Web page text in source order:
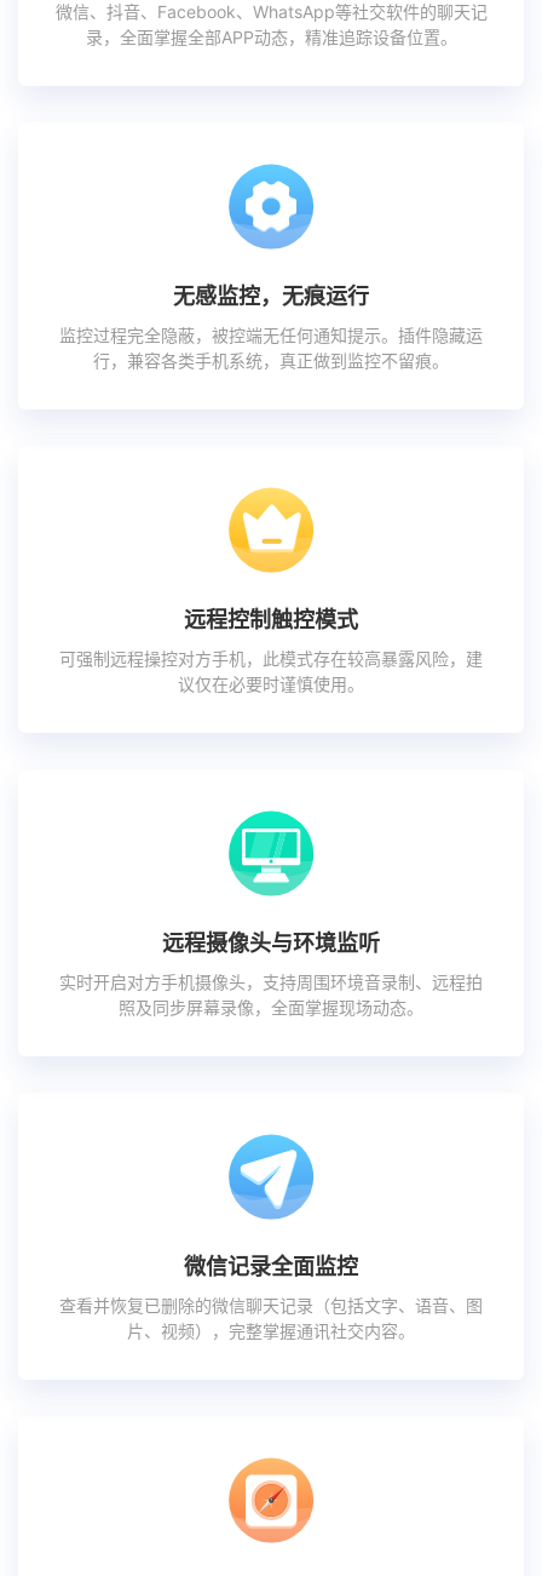
微信、抖音、Facebook、WhatsApp等社交软件的聊天记
录，全面掌握全部APP动态，精准追踪设备位置。
无感监控，无痕运行
监控过程完全隐蔽，被控端无任何通知提示。插件隐藏运
行，兼容各类手机系统，真正做到监控不留痕。
远程控制触控模式
可强制远程操控对方手机，此模式存在较高暴露风险，建
议仅在必要时谨慎使用。
远程摄像头与环境监听
实时开启对方手机摄像头，支持周围环境音录制、远程拍
照及同步屏幕录像，全面掌握现场动态。
微信记录全面监控
查看并恢复已删除的微信聊天记录（包括文字、语音、图
片、视频），完整掌握通讯社交内容。